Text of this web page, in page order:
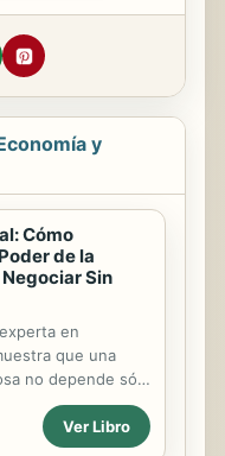
y
Cómo
de la
Sin
en
que una
no depende sólo
y el
sino,
Ver Libro